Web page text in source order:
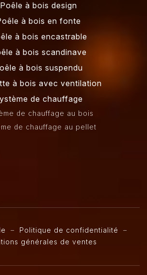
Poêle à bois design
à bois en fonte
à bois encastrable
à bois scandinave
à bois suspendu
à bois avec ventilation
de chauffage
de chauffage au bois
de chauffage au pellet
– Politique de confidentialité –
générales de ventes